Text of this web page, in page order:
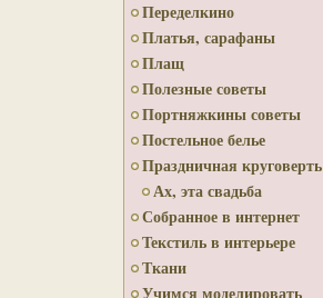
Переделкино
Платья, сарафаны
Плащ
Полезные советы
Портняжкины советы
Постельное белье
Праздничная круговерть
Ах, эта свадьба
Собранное в интернет
Текстиль в интерьере
Ткани
Учимся моделировать